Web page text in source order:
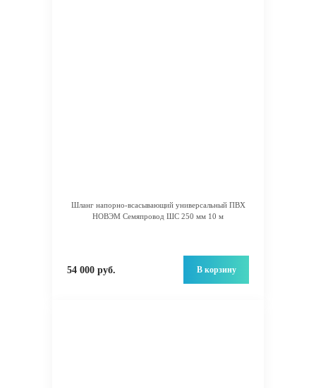
Шланг напорно-всасывающий универсальный ПВХ
НОВЭМ Семяпровод ШС 250 мм 10 м
54 000 руб. В корзину